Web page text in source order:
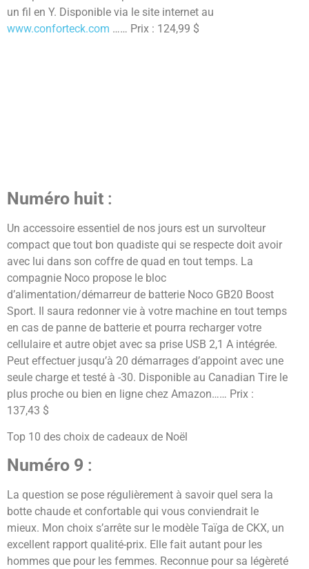
un fil en Y. Disponible via le site internet au
www.conforteck.com …… Prix : 124,99 $
Numéro huit :
Un accessoire essentiel de nos jours est un survolteur
compact que tout bon quadiste qui se respecte doit avoir
avec lui dans son coffre de quad en tout temps. La
compagnie Noco propose le bloc
d’alimentation/démarreur de batterie Noco GB20 Boost
Sport. Il saura redonner vie à votre machine en tout temps
en cas de panne de batterie et pourra recharger votre
cellulaire et autre objet avec sa prise USB 2,1 A intégrée.
Peut effectuer jusqu’à 20 démarrages d’appoint avec une
seule charge et testé à -30. Disponible au Canadian Tire le
plus proche ou bien en ligne chez Amazon…… Prix :
137,43 $
Top 10 des choix de cadeaux de Noël
Numéro 9 :
La question se pose régulièrement à savoir quel sera la
botte chaude et confortable qui vous conviendrait le
mieux. Mon choix s’arrête sur le modèle Taïga de CKX, un
excellent rapport qualité-prix. Elle fait autant pour les
hommes que pour les femmes. Reconnue pour sa légèreté